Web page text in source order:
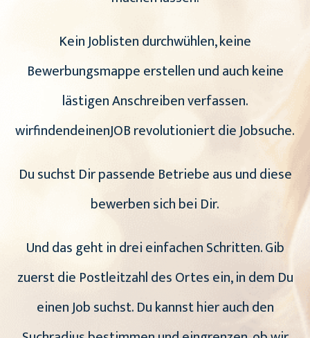
Kein Joblisten durchwühlen, keine
Bewerbungsmappe erstellen und auch keine
lästigen Anschreiben verfassen.
wirfindendeinenJOB revolutioniert die Jobsuche.
Du suchst Dir passende Betriebe aus und diese
bewerben sich bei Dir.
Und das geht in drei einfachen Schritten. Gib
zuerst die Postleitzahl des Ortes ein, in dem Du
einen Job suchst. Du kannst hier auch den